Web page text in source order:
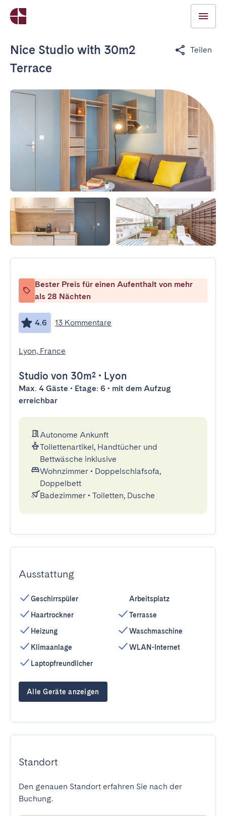
Nice Studio with 30m2
Terrace
Teilen
Bester Preis für einen Aufenthalt von mehr
als 28 Nächten
4.6 13 Kommentare
Lyon, France
Studio von 30m² • Lyon
Max. 4 Gäste • Etage: 6 • mit dem Aufzug
erreichbar
Autonome Ankunft
Toilettenartikel, Handtücher und
Bettwäsche inklusive
Wohnzimmer • Doppelschlafsofa,
Doppelbett
Badezimmer • Toiletten, Dusche
Ausstattung
Geschirrspüler
Haartrockner
Heizung
Klimaanlage
Laptopfreundlicher
Arbeitsplatz
Terrasse
Waschmaschine
WLAN-Internet
Alle Geräte anzeigen
Standort
Den genauen Standort erfahren Sie nach der
Buchung.